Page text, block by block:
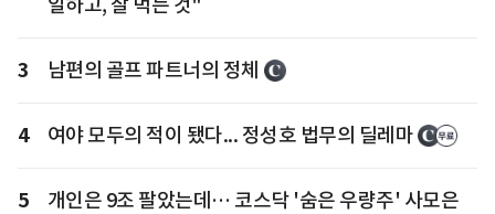
3 남편의 골프 파트너의 정체
4 여야 모두의 적이 됐다... 정성호 법무의 딜레마
5
개인은 9조 팔았는데… 코스닥 '숨은 우량주' 사모은